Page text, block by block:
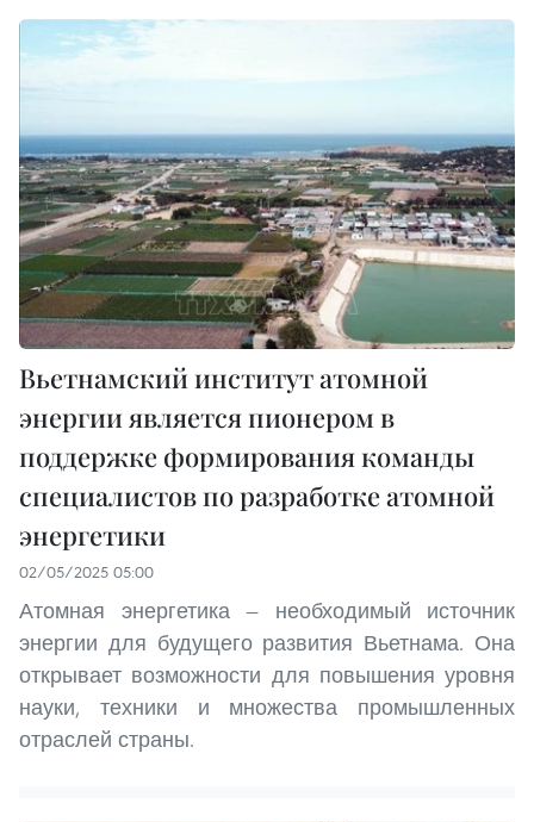
Вьетнамский институт атомной
энергии является пионером в
поддержке формирования команды
специалистов по разработке атомной
энергетики
02/05/2025 05:00
Атомная энергетика — необходимый источник
энергии для будущего развития Вьетнама. Она
открывает возможности для повышения уровня
науки, техники и множества промышленных
отраслей страны.